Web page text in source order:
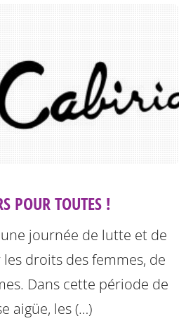
POUR TOUTES !
journée de lutte et de
droits des femmes, de
Dans cette période de
aigüe, les (…)